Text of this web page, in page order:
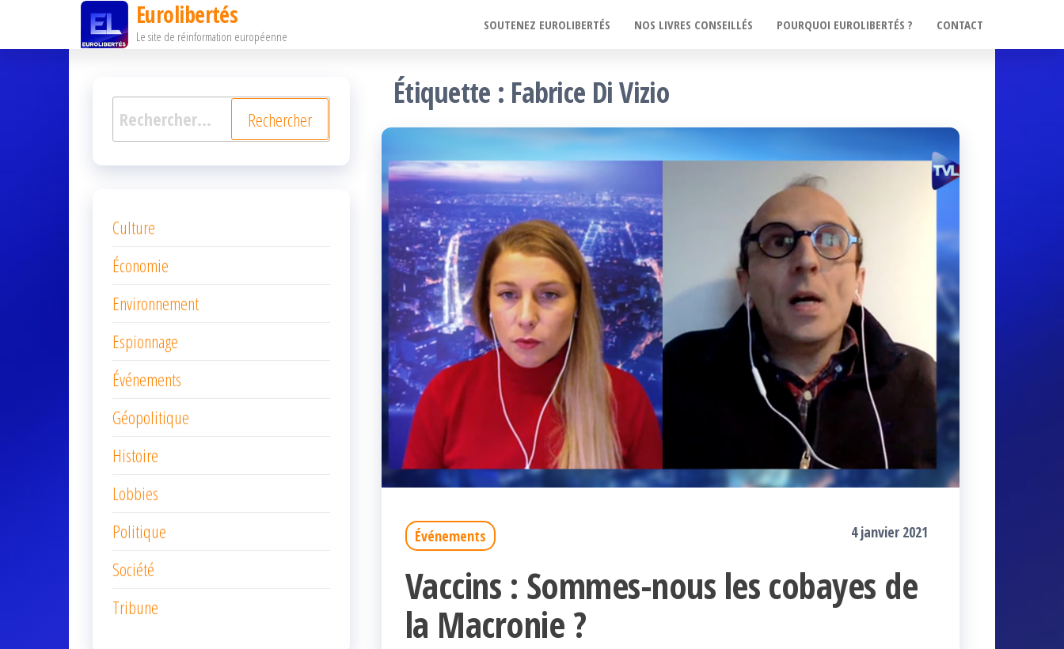
ce
Eurolibertés
Le site de réinformation européenne
SOUTENEZ EUROLIBERTÉS NOS LIVRES CONSEILLÉS POURQUOI EUROLIBERTÉS ? CONTACT
Étiquette : Fabrice Di Vizio
Événements 4 janvier 2021
Vaccins : Sommes-nous les cobayes de
la Macronie ?
Rechercher :
Culture
Économie
Environnement
Espionnage
Événements
Géopolitique
Histoire
Lobbies
Politique
Société
Tribune